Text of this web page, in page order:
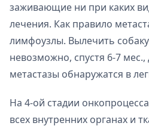
заживающие ни при каких
лечения. Как правило
лимфоузлы. Вылечить
невозможно, спустя 6-7
метастазы обнаружатся в
На 4-ой стадии
всех внутренних органах и